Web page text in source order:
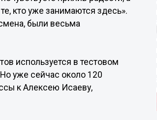
кто уже занимаются здесь».
были весьма
используется в тестовом
уже сейчас около 120
к Алексею Исаеву,